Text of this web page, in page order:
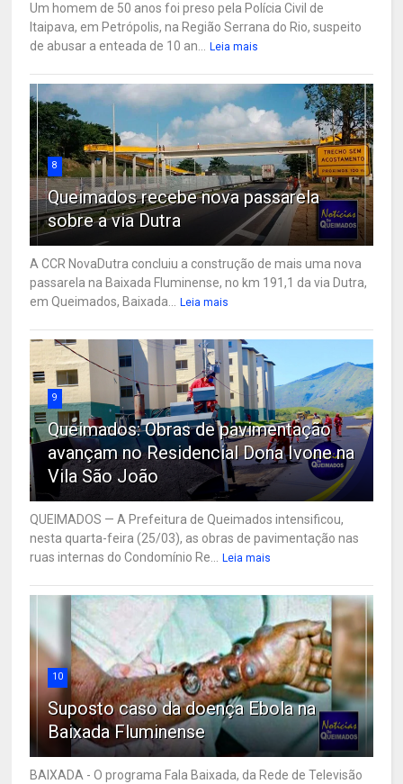
Um homem de 50 anos foi preso pela Polícia Civil de
Itaipava, em Petrópolis, na Região Serrana do Rio, suspeito
de abusar a enteada de 10 an... Leia mais
8
Queimados recebe nova passarela
sobre a via Dutra
A CCR NovaDutra concluiu a construção de mais uma nova
passarela na Baixada Fluminense, no km 191,1 da via Dutra,
em Queimados, Baixada... Leia mais
9
Queimados: Obras de pavimentação
avançam no Residencial Dona Ivone na
Vila São João
QUEIMADOS — A Prefeitura de Queimados intensificou,
nesta quarta-feira (25/03), as obras de pavimentação nas
ruas internas do Condomínio Re... Leia mais
10
Suposto caso da doença Ebola na
Baixada Fluminense
BAIXADA - O programa Fala Baixada, da Rede de Televisão